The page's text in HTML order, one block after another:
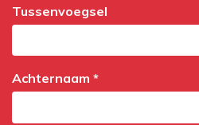
Tussenvoegsel
Achternaam *